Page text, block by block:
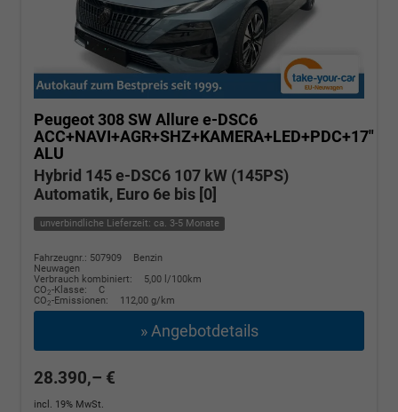
Peugeot 308 SWAllure e-DSC6
ACC+NAVI+AGR+SHZ+KAMERA+LED+PDC+17"
ALU
Hybrid 145 e-DSC6 107 kW (145PS)
Automatik, Euro 6e bis [0]
unverbindliche Lieferzeit: ca. 3-5 Monate
Fahrzeugnr.: 507909
Benzin
Neuwagen
Verbrauch kombiniert:
5,00 l/100km
CO2-Klasse:
C
CO2-Emissionen: 112,00 g/km
» Angebotdetails
28.390,– €
incl. 19% MwSt.